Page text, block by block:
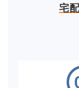
宅